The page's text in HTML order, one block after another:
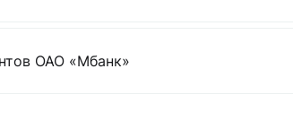
ОАО «Мбанк»